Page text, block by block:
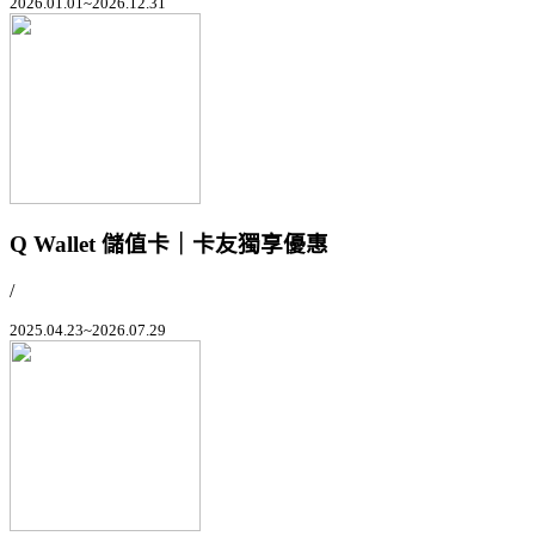
Q Wallet 儲值卡｜卡友獨享優惠
/
2025.04.23~2026.07.29